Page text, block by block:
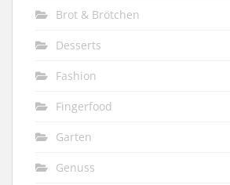
Brot & Brötchen
Desserts
Fashion
Fingerfood
Garten
Genuss